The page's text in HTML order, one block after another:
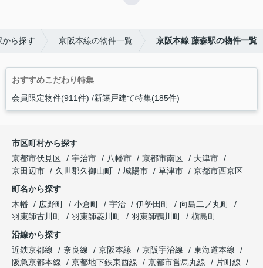
ら探す 京阪本線の物件一覧 京阪本線 藤森駅の物件一覧
おすすめこだわり特集
会員限定物件(911件) 新築戸建て特集(185件)
市区町村から探す
京都市伏見区
宇治市 八幡市 京都市南区
大津市
京田辺市
久世郡久御山町 城陽市 草津市
京都市西京区
町名から探す
木幡
広野町 小倉町 宇治 伊勢田町
向島二ノ丸町
羽束師古川町
羽束師菱川町 羽束師鴨川町
槇島町
沿線から探す
近鉄京都線
奈良線 京阪本線 京阪宇治線
東海道本線
阪急京都本線
京都地下鉄東西線 京都市営烏丸線
片町線